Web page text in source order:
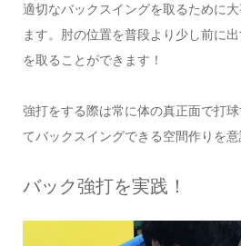
適切なバックスイングを取るために
ます。肘の位置を普段より少し前に
を取ることができます！
強打をする際は常に体の真正面で打
てバックスイングできる空間作りを意
バック強打を実践！